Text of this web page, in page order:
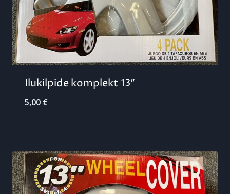
Ilukilpide komplekt 13″
5,00 €